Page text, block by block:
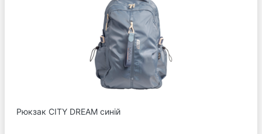
Рюкзак CITY DREAM синій